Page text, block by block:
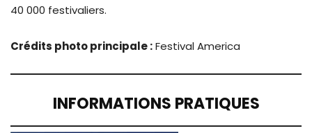
40 000 festivaliers.
Crédits photo principale :Festival America
INFORMATIONS PRATIQUES